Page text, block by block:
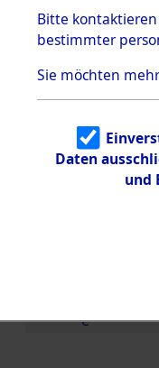
5.3.1
zu
en
5.3.2
g
5.3.3
e
Bitte kontaktieren
bestimmter
Sie möchten
Daten
und